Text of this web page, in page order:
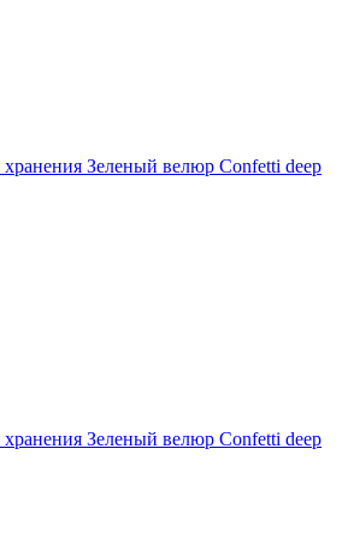
Зеленый велюр Confetti deep
Зеленый велюр Confetti deep